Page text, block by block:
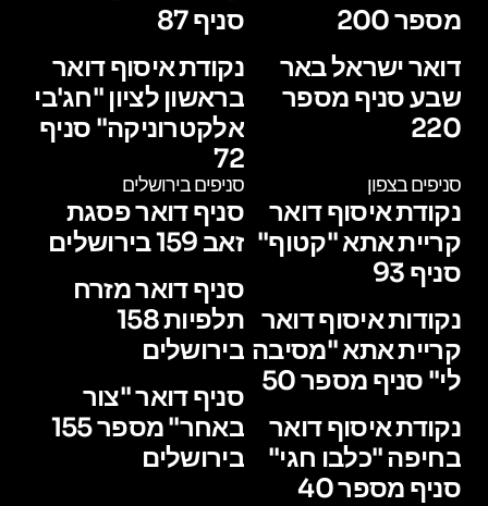
מספר 200
דואר ישראל באר
שבע סניף מספר
220
סניף 87
נקודת איסוף דואר
בראשון לציון "חג'בי
אלקטרוניקה" סניף
72
סניפים בצפון
נקודת איסוף דואר
קריית אתא "קטוף"
סניף 93
נקודות איסוף דואר
קריית אתא "מסיבה
לי" סניף מספר 50
נקודת איסוף דואר
בחיפה "כלבו חגי"
סניף מספר 40
סניפים בירושלים
סניף דואר פסגת
זאב 159 בירושלים
סניף דואר מזרח
תלפיות 158
בירושלים
סניף דואר "צור
באחר" מספר 155
בירושלים